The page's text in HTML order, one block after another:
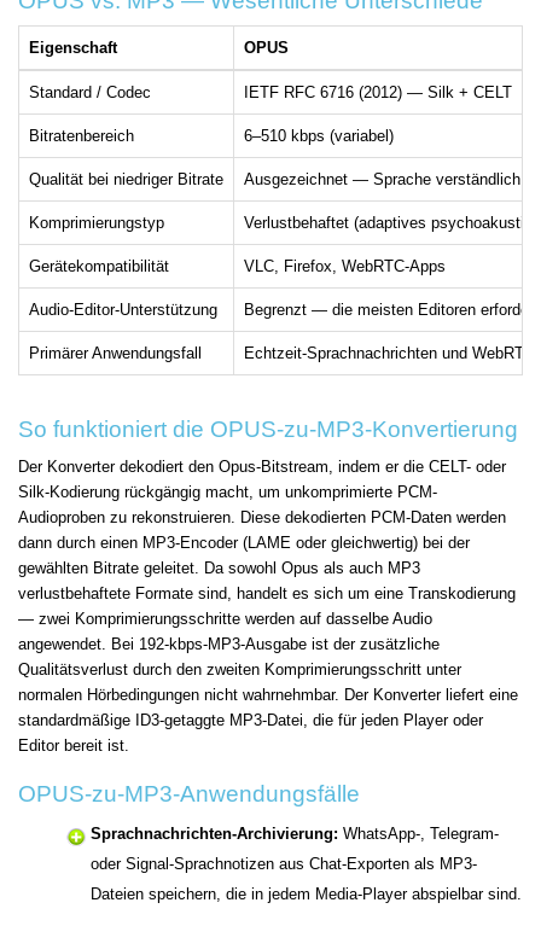
Eigenschaft OPUS
Standard / Codec IETF RFC 6716 (2012) — Silk + CELT
Bitratenbereich 6–510 kbps (variabel)
Qualität bei niedriger Bitrate Ausgezeichnet — Sprache verständlich
Komprimierungstyp Verlustbehaftet (adaptives
Gerätekompatibilität VLC, Firefox, WebRTC-Apps
Audio-Editor-Unterstützung Begrenzt — die meisten Editoren
Primärer Anwendungsfall Echtzeit-Sprachnachrichten und
So funktioniert die OPUS-zu-MP3-Konvertierung
Der Konverter dekodiert den Opus-Bitstream, indem er die CELT- oder
Silk-Kodierung rückgängig macht, um unkomprimierte PCM-
Audioproben zu rekonstruieren. Diese dekodierten PCM-Daten werden
dann durch einen MP3-Encoder (LAME oder gleichwertig) bei der
gewählten Bitrate geleitet. Da sowohl Opus als auch MP3
verlustbehaftete Formate sind, handelt es sich um eine Transkodierung
— zwei Komprimierungsschritte werden auf dasselbe Audio
angewendet. Bei 192-kbps-MP3-Ausgabe ist der zusätzliche
Qualitätsverlust durch den zweiten Komprimierungsschritt unter
normalen Hörbedingungen nicht wahrnehmbar. Der Konverter liefert eine
standardmäßige ID3-getaggte MP3-Datei, die für jeden Player oder
Editor bereit ist.
OPUS-zu-MP3-Anwendungsfälle
Sprachnachrichten-Archivierung: WhatsApp-, Telegram-
oder Signal-Sprachnotizen aus Chat-Exporten als MP3-
Dateien speichern, die in jedem Media-Player abspielbar sind.